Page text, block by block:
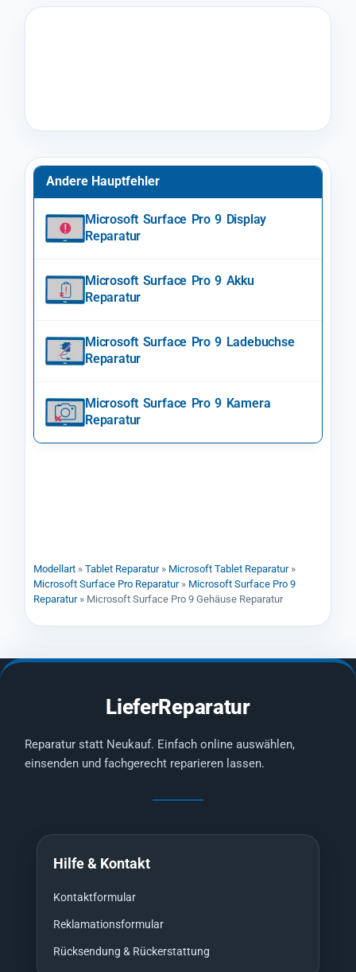
Andere Hauptfehler
Microsoft Surface Pro 9 Display
Reparatur
Microsoft Surface Pro 9 Akku
Reparatur
Microsoft Surface Pro 9 Ladebuchse
Reparatur
Microsoft Surface Pro 9 Kamera
Reparatur
Modellart » Tablet Reparatur» Microsoft Tablet Reparatur»
Microsoft Surface Pro Reparatur» Microsoft Surface Pro 9
Reparatur» Microsoft Surface Pro 9 Gehäuse Reparatur
LieferReparatur
Reparatur statt Neukauf. Einfach online auswählen,
einsenden und fachgerecht reparieren lassen.
Hilfe & Kontakt
Kontaktformular
Reklamationsformular
Rücksendung & Rückerstattung